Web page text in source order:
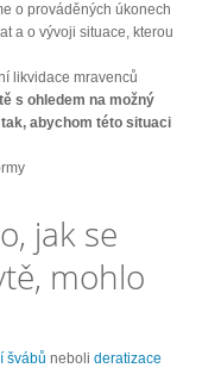
o prováděných úkonech
a o vývoji situace, kterou
likvidace mravenců
s ohledem na možný
abychom této situaci
jak se
mohlo
švábů neboli deratizace